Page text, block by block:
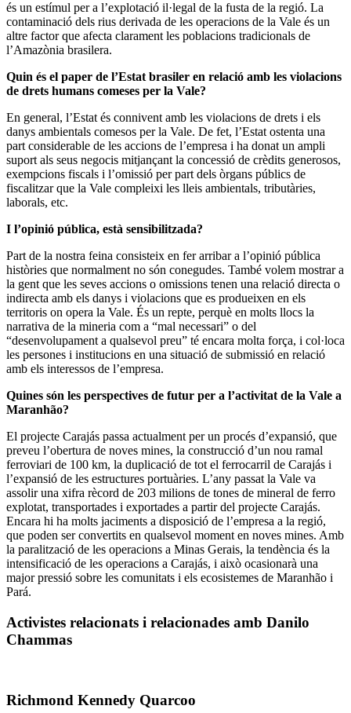
és un estímul per a l’explotació il·legal de la fusta de la regió. La
contaminació dels rius derivada de les operacions de la Vale és un
altre factor que afecta clarament les poblacions tradicionals de
l’Amazònia brasilera.
Quin és el paper de l’Estat brasiler en relació amb les violacions
de drets humans comeses per la Vale?
En general, l’Estat és connivent amb les violacions de drets i els
danys ambientals comesos per la Vale. De fet, l’Estat ostenta una
part considerable de les accions de l’empresa i ha donat un ampli
suport als seus negocis mitjançant la concessió de crèdits generosos,
exempcions fiscals i l’omissió per part dels òrgans públics de
fiscalitzar que la Vale compleixi les lleis ambientals, tributàries,
laborals, etc.
I l’opinió pública, està sensibilitzada?
Part de la nostra feina consisteix en fer arribar a l’opinió pública
històries que normalment no són conegudes. També volem mostrar a
la gent que les seves accions o omissions tenen una relació directa o
indirecta amb els danys i violacions que es produeixen en els
territoris on opera la Vale. És un repte, perquè en molts llocs la
narrativa de la mineria com a “mal necessari” o del
“desenvolupament a qualsevol preu” té encara molta força, i col·loca
les persones i institucions en una situació de submissió en relació
amb els interessos de l’empresa.
Quines són les perspectives de futur per a l’activitat de la Vale a
Maranhão?
El projecte Carajás passa actualment per un procés d’expansió, que
preveu l’obertura de noves mines, la construcció d’un nou ramal
ferroviari de 100 km, la duplicació de tot el ferrocarril de Carajás i
l’expansió de les estructures portuàries. L’any passat la Vale va
assolir una xifra rècord de 203 milions de tones de mineral de ferro
explotat, transportades i exportades a partir del projecte Carajás.
Encara hi ha molts jaciments a disposició de l’empresa a la regió,
que poden ser convertits en qualsevol moment en noves mines. Amb
la paralització de les operacions a Minas Gerais, la tendència és la
intensificació de les operacions a Carajás, i això ocasionarà una
major pressió sobre les comunitats i els ecosistemes de Maranhão i
Pará.
Activistes relacionats i relacionades amb Danilo
Chammas
Richmond Kennedy Quarcoo